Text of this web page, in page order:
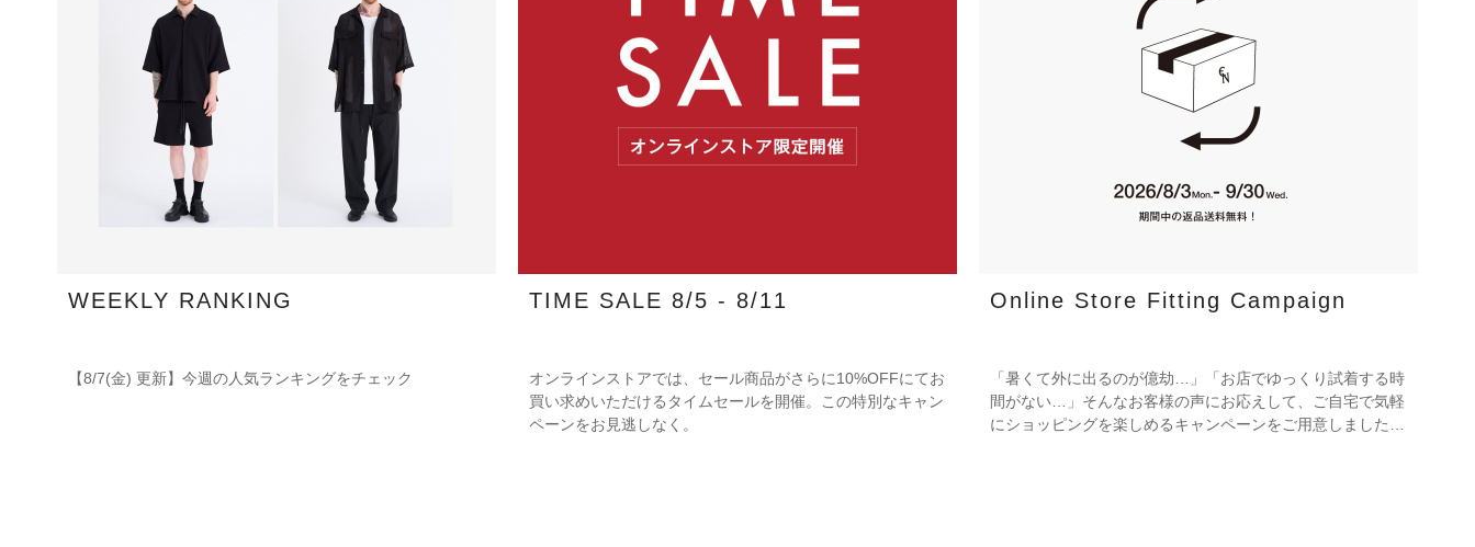
WEEKLY RANKING
【8/7(金) 更新】今週の人気ランキングをチェック
TIME SALE 8/5 - 8/11
オンラインストアでは、セール商品がさらに10%OFFにてお
買い求めいただけるタイムセールを開催。この特別なキャン
ペーンをお見逃しなく。
Online Store Fitting Campaign
「暑くて外に出るのが億劫…」「お店でゆっくり試着する時
間がない…」そんなお客様の声にお応えして、ご自宅で気軽
にショッピングを楽しめるキャンペーンをご用意しました！